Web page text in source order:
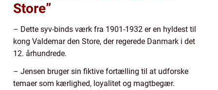
Store”
– Dette syv-binds værk fra 1901-1932 er en hyldest til
kong Valdemar den Store, der regerede Danmark i det
12. århundrede.
– Jensen bruger sin fiktive fortælling til at udforske
temaer som kærlighed, loyalitet og magtbegær.